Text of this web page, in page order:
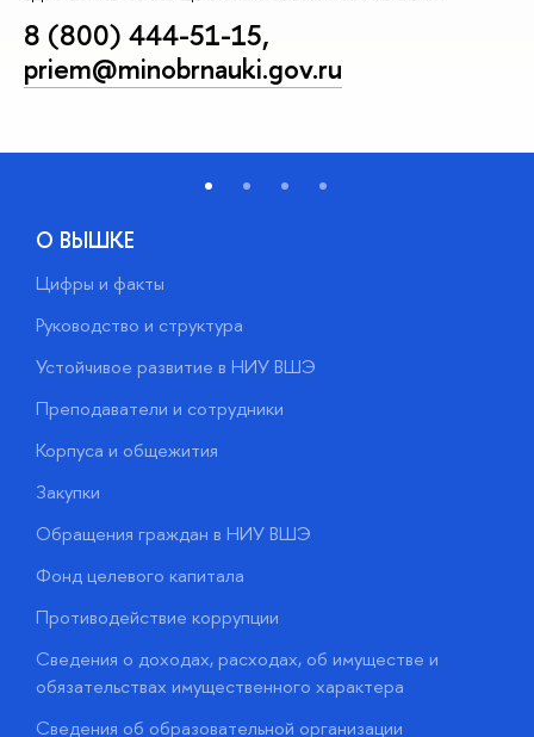
8 (800) 444-51-15,
priem@minobrnauki.gov.ru
О ВЫШКЕ
Цифры и факты
Руководство и структура
Устойчивое развитие в НИУ ВШЭ
Преподаватели и сотрудники
Корпуса и общежития
Закупки
Обращения граждан в НИУ ВШЭ
Фонд целевого капитала
Противодействие коррупции
Сведения о доходах, расходах, об имуществе и
обязательствах имущественного характера
Сведения об образовательной организации